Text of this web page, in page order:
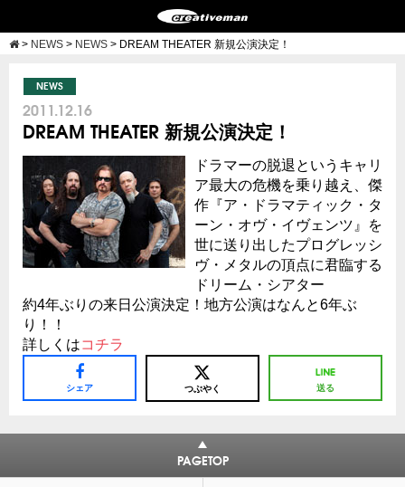
> NEWS > NEWS > DREAM THEATER 新規公演決定！
NEWS
2011.12.16
DREAM THEATER 新規公演決定！
ドラマーの脱退というキャリ
ア最大の危機を乗り越え、傑
作『ア・ドラマティック・タ
ーン・オヴ・イヴェンツ』を
世に送り出したプログレッシ
ヴ・メタルの頂点に君臨する
ドリーム・シアター
約4年ぶりの来日公演決定！地方公演はなんと6年ぶ
り！！
詳しくはコチラ
シェア つぶやく 送る
PAGETOP